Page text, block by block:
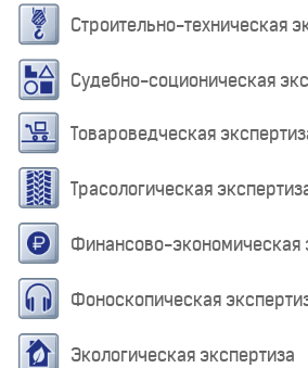
Строительно-техническая
Судебно-соционическая
Товароведческая
Трасологическая
Финансово-экономическая
Фоноскопическая
Экологическая экспертиза